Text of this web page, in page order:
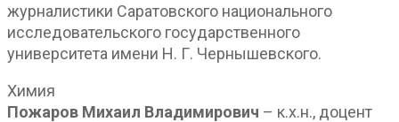
журналистики Саратовского национального
исследовательского государственного
университета имени Н. Г. Чернышевского.
Химия
Пожаров Михаил Владимирович – к.х.н., доцент